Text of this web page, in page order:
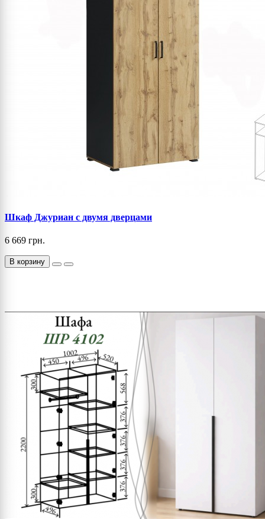
Шкаф Джуриан с двумя дверцами
6 669 грн.
В корзину